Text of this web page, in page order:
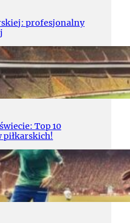
profesjonalny
Top 10
piłkarskich!